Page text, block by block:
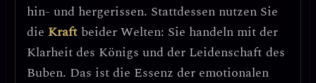
hin- und hergerissen. Stattdessen nutzen Sie
die Kraft beider Welten: Sie handeln mit der
Klarheit des Königs und der Leidenschaft des
Buben. Das ist die Essenz der emotionalen